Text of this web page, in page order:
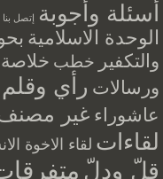
أسئلة وأجوبة إتصل بنا Contact us
الوحدة الاسلامية
والتكفير خطب
ورسالات رأي وقلم
عاشوراء غير
لقاءات لقاء الاخوة
قلّ ودلّ